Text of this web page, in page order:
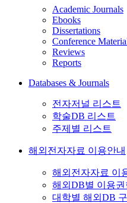
Academic Journals
Ebooks
Dissertations
Conference
Reviews
Reports
Databases & Journals
전자저널 리스트
학술DB 리스트
주제별 리스트
해외전자자료 이용안내
해외전자자료 이
해외DB별 이용권
대학별 해외DB